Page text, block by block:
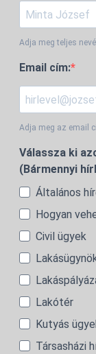
Adja meg teljes
Email cím:
Adja meg az email
Válassza ki
(Bármennyi
Általános
Hogyan
Civil ügyek
Lakótér
Kutyás
Társasházi